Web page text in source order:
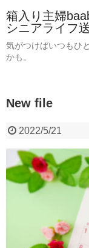
箱入り主婦
シニアライフ
気がつけばいつもひ
かも。
New file
2022/5/21